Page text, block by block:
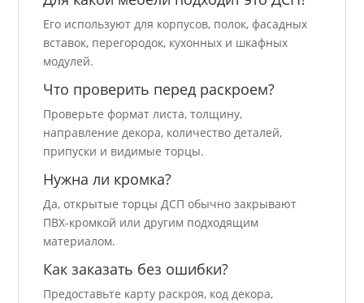
Его используют для корпусов, полок, фасадных
вставок, перегородок, кухонных и шкафных
модулей.
Что проверить перед раскроем?
Проверьте формат листа, толщину,
направление декора, количество деталей,
припуски и видимые торцы.
Нужна ли кромка?
Да, открытые торцы ДСП обычно закрывают
ПВХ-кромкой или другим подходящим
материалом.
Как заказать без ошибки?
Предоставьте карту раскроя, код декора,